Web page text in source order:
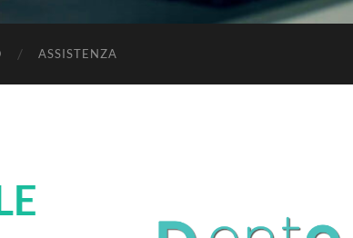
ASSISTENZA